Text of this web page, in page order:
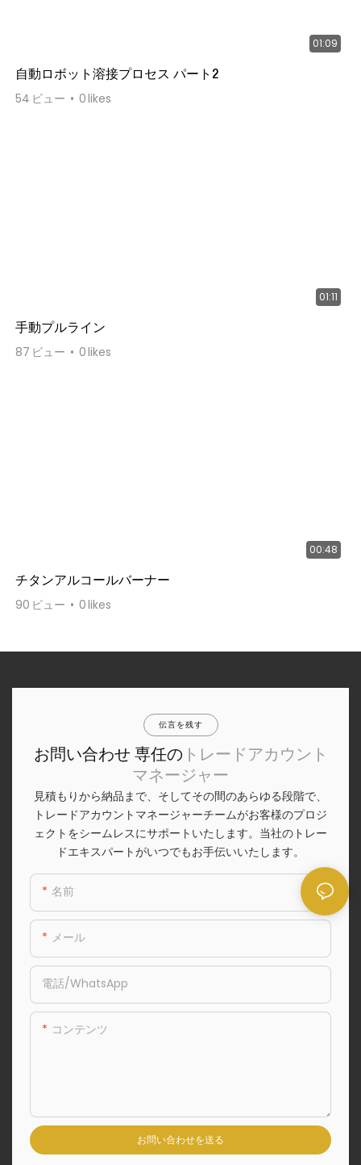
01:09
自動ロボット溶接プロセス パート2
54 ビュー 0likes
01:11
手動プルライン
87 ビュー 0likes
00:48
チタンアルコールバーナー
90 ビュー 0likes
伝言を残す
お問い合わせ 専任の トレードアカウント
マネージャー
見積もりから納品まで、そしてその間のあらゆる段階で、
トレードアカウントマネージャーチームがお客様のプロジ
ェクトをシームレスにサポートいたします。当社のトレー
ドエキスパートがいつでもお手伝いいたします。
名前
メール
電話/WhatsApp
コンテンツ
お問い合わせを送る